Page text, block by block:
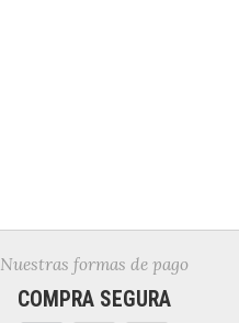
Nuestras formas de pago
COMPRA SEGURA